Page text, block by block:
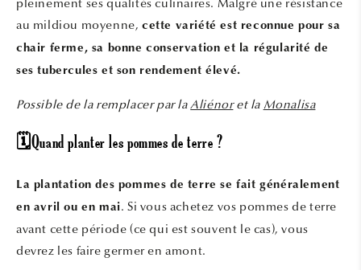
pleinement ses qualités culinaires. Malgré une résistance
au mildiou moyenne,cette variété est reconnue pour sa
chair ferme, sa bonne conservation et la régularité de
ses tubercules et son rendement élevé.
Possible de la remplacer par laAliénoret la Monalisa
🗓️Quand planter les pommes de terre ?
La plantation des pommes de terre se fait généralement
en avril ou en mai. Si vous achetez vos pommes de terre
avant cette période (ce qui est souvent le cas), vous
devrez les faire germer en amont.